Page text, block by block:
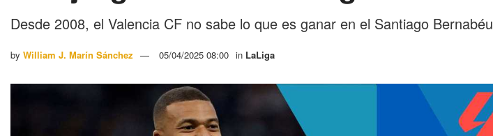
Desde 2008, el Valencia CF no sabe lo que es ganar en el Santiago Bernabéu
by William J. Marín Sánchez 05/04/2025 08:00 in LaLiga